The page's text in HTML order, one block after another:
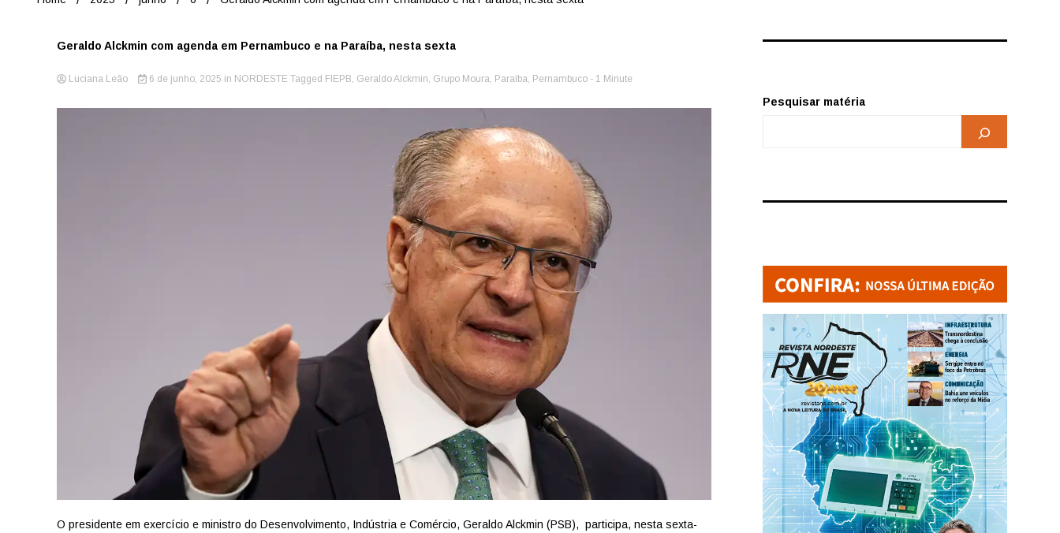
Geraldo Alckmin com agenda em Pernambuco e na Paraíba, nesta sexta
Luciana Leão 6 de junho, 2025 in NORDESTE Tagged FIEPB, Geraldo Alckmin, Grupo Moura, Paraíba, Pernambuco - 1 Minute
O presidente em exercício e ministro do Desenvolvimento, Indústria e Comércio, Geraldo Alckmin (PSB), participa, nesta sexta-
Pesquisar matéria